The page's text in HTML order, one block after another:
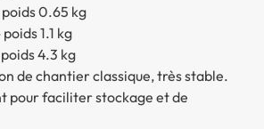
0.65 kg
1.1 kg
4.3 kg
de chantier classique, très stable.
pour faciliter stockage et de